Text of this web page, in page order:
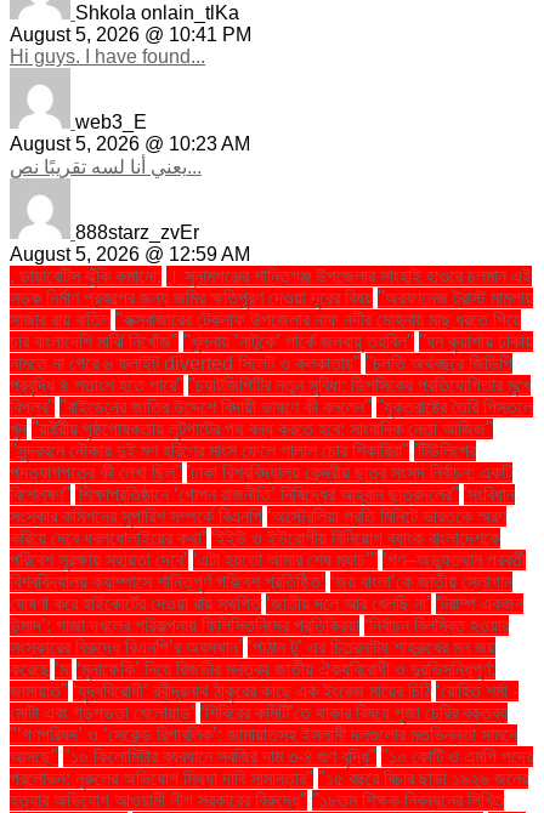
Shkola onlain_tlKa
August 5, 2026 @ 10:41 PM
Hi guys. I have found...
web3_E
August 5, 2026 @ 10:23 AM
يعني أنا لسه تقريبًا نص...
888starz_zvEr
August 5, 2026 @ 12:59 AM
. ডায়াবেটিস ঝুঁকি কমানো:
। সুনামগঞ্জের শান্তিগঞ্জ উপজেলার সাংহাই হাওরে চলমান এই
সড়ক নির্মাণ প্রকল্পের জন্য জমির ক্ষতিপূরণ দেওয়া দূরের বিষয় ''অরফানেজ ট্রাস্ট মামলায়
সাজার রায় বাতিল ''কক্সবাজারের টেকনাফ উপজেলার নাফ নদীর মোহনায় মাছ ধরতে গিয়ে
চার বাংলাদেশি মাঝি নিখোঁজ'' ''খুলনায় ‘নাটুকে’ পার্কে জলবায়ু তহবিল'' ''ঘন কুয়াশায় ঢাকায়
নামতে না পেরে ৬ ফ্লাইট diverted সিলেট ও কলকাতায়'' ''চলতি অর্থবছরে জিডিপি
প্রবৃদ্ধি ৪ শতাংশ হতে পারে'' ''চ্যাটজিপিটির নতুন সুবিধা: ডিপসিকের প্রতিযোগিতার মুখে
বিপ্লব'' ''বাইডেনের জাতির উদ্দেশে বিদায়ী ভাষণে কী বললেন'' ''যুক্তরাষ্ট্রে তৈরি পিস্তলে
খুন ''রাষ্ট্রীয় পৃষ্ঠপোষকতায় লুটপাটের পথ বন্ধ করতে হবে: সাংবাদিক নেতা আজিজ"
''সুন্দরবনে নৌকায় দুই মণ হরিণের মাংস ফেলে পালাল চোর শিকারিরা'' 'টিউলিপের
পদত্যাগপত্রে কী লেখা ছিল'' 'ঢাকা বিশ্ববিদ্যালয় কেন্দ্রীয় ছাত্র সংসদ নির্বাচন: একটি
বিশ্লেষণ'' 'শিক্ষাপ্রতিষ্ঠানে ‘গোপন রাজনীতি’ নিষিদ্ধের আহ্বান ছাত্রদলের'' 'সংবিধান
সংস্কার কমিশনের সুপারিশ সম্পর্কে বিএনপি ‘অস্ট্রেলিয়া প্রতি মিনিটে ভারতকে স্মরণ
করিয়ে দেবে ধবলধোলাইয়ের কথা’ ‘ইইউ ও ইউরোপীয় বিনিয়োগ ব্যাংক বাংলাদেশকে
পরিবেশ সুরক্ষায় সহায়তা দেবে’ ‘এটা হয়তো আমার শেষ ম্যাচ’" ‘গণ–অভ্যুত্থান পরবর্তী
বিশ্ববিদ্যালয় ক্যাম্পাসে শান্তিপূর্ণ পরিবেশ প্রতিষ্ঠিত’ ‘জয় বাংলা’কে জাতীয় স্লোগান
ঘোষণা করে হাইকোর্টের দেওয়া রায় স্থগিত ‘জাতীয় দলে আর খেলছি না’ ‘ট্রাম্প একজন
উন্মাদ’: গাজা দখলের পরিকল্পনায় ফিলিস্তিনিদের প্রতিক্রিয়া ‘নির্বাচন বিলম্বিত হওয়ার
সংস্কারের বিরুদ্ধে বিএনপি’র অবস্থান’ ‘পাঠান টু’ এর চিত্রনাট্য শাহরুখের মন জয়
করেছে ‘মা ‘মুনাফেকি’ নিয়ে রিজভীর মন্তব্য জাতীয় ঐক্যবিরোধী ও দুরভিসন্ধিপূর্ণ:
জামায়াত" ‘যুদ্ধবিরোধী’ রবীন্দ্রনাথ ঠাকুরের কাছে এক ইংরেজ মায়ের চিঠি ‘রোহিত শর্মা -
মোটা এবং গড়পড়তা খেলোয়াড়’ ‘শিবিরের কমিটি’তে থাকার বিষয়ে পূজা চেরির বক্তব্য
"‘গণপরিষদ’ ও ‘সেকেন্ড রিপাবলিক’: জামায়াতসহ ইসলামী দলগুলোর মতভিন্নতা সামনে
আসছে" "১০ কিলোমিটার ব্যবধানে সবজির দাম ৩-৪ গুণ বৃদ্ধি" "১০ কোটি ও এমপি পদের
প্রলোভন: নুরুলের অভিযোগ মিথ্যা দাবি সামান্তার" "১৫ বছরে বিচার ছাড়া ১৯২৬ জনের
হত্যার অভিযোগ আওয়ামী লীগ সরকারের বিরুদ্ধে" "১৮তম শিক্ষক নিবন্ধনের লিখিত